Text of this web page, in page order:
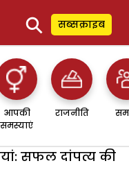
⚲ सब्सक्राइब
आपकी
समस्याएं
राजनीति
सफल दांपत्य की